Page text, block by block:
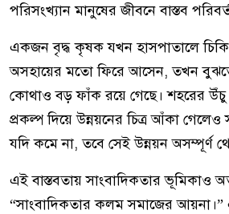
পরিসংখ্যান মানুষের জীবনে বাস্তব
একজন বৃদ্ধ কৃষক যখন হাসপাতালে
অসহায়ের মতো ফিরে আসেন, তখন
কোথাও বড় ফাঁক রয়ে গেছে। শহরের
প্রকল্প দিয়ে উন্নয়নের চিত্র আঁকা গেলেও
যদি কমে না, তবে সেই উন্নয়ন অসম্পূর্ণ
এই বাস্তবতায় সাংবাদিকতার ভূমিকাও
“সাংবাদিকতার কলম সমাজের আয়না।”